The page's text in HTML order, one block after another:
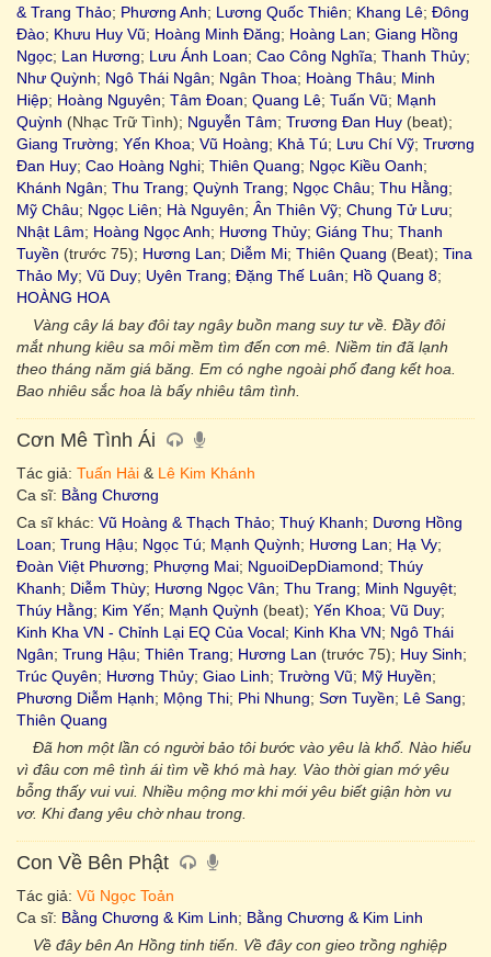
& Trang Thảo; Phương Anh; Lương Quốc Thiên; Khang Lê; Đông
Đào; Khưu Huy Vũ; Hoàng Minh Đăng; Hoàng Lan; Giang Hồng
Ngọc; Lan Hương; Lưu Ánh Loan; Cao Công Nghĩa; Thanh Thủy;
Như Quỳnh; Ngô Thái Ngân; Ngân Thoa; Hoàng Thâu; Minh
Hiệp; Hoàng Nguyên; Tâm Đoan; Quang Lê; Tuấn Vũ; Mạnh
Quỳnh (Nhạc Trữ Tình); Nguyễn Tâm; Trương Đan Huy (beat);
Giang Trường; Yến Khoa; Vũ Hoàng; Khả Tú; Lưu Chí Vỹ; Trương
Đan Huy; Cao Hoàng Nghi; Thiên Quang; Ngọc Kiều Oanh;
Khánh Ngân; Thu Trang; Quỳnh Trang; Ngọc Châu; Thu Hằng;
Mỹ Châu; Ngọc Liên; Hà Nguyên; Ân Thiên Vỹ; Chung Tử Lưu;
Nhật Lâm; Hoàng Ngọc Anh; Hương Thủy; Giáng Thu; Thanh
Tuyền (trước 75); Hương Lan; Diễm Mi; Thiên Quang (Beat); Tina
Thảo My; Vũ Duy; Uyên Trang; Đặng Thế Luân; Hồ Quang 8;
HOÀNG HOA
Vàng cây lá bay đôi tay ngây buồn mang suy tư về. Đầy đôi
mắt nhung kiêu sa môi mềm tìm đến cơn mê. Niềm tin đã lạnh
theo tháng năm giá băng. Em có nghe ngoài phố đang kết hoa.
Bao nhiêu sắc hoa là bấy nhiêu tâm tình.
Cơn Mê Tình Ái
Tác giả: Tuấn Hải & Lê Kim Khánh
Ca sĩ: Bằng Chương
Ca sĩ khác: Vũ Hoàng & Thạch Thảo; Thuý Khanh; Dương Hồng
Loan; Trung Hậu; Ngọc Tú; Mạnh Quỳnh; Hương Lan; Hạ Vy;
Đoàn Việt Phương; Phượng Mai; NguoiDepDiamond; Thúy
Khanh; Diễm Thùy; Hương Ngọc Vân; Thu Trang; Minh Nguyệt;
Thúy Hằng; Kim Yến; Mạnh Quỳnh (beat); Yến Khoa; Vũ Duy;
Kinh Kha VN - Chỉnh Lại EQ Của Vocal; Kinh Kha VN; Ngô Thái
Ngân; Trung Hậu; Thiên Trang; Hương Lan (trước 75); Huy Sinh;
Trúc Quyên; Hương Thủy; Giao Linh; Trường Vũ; Mỹ Huyền;
Phương Diễm Hạnh; Mộng Thi; Phi Nhung; Sơn Tuyền; Lê Sang;
Thiên Quang
Đã hơn một lần có người bảo tôi bước vào yêu là khổ. Nào hiểu
vì đâu cơn mê tình ái tìm về khó mà hay. Vào thời gian mớ yêu
bỗng thấy vui vui. Nhiều mộng mơ khi mới yêu biết giận hờn vu
vơ. Khi đang yêu chờ nhau trong.
Con Về Bên Phật
Tác giả: Vũ Ngọc Toản
Ca sĩ: Bằng Chương & Kim Linh; Bằng Chương & Kim Linh
Về đây bên An Hồng tinh tiến. Về đây con gieo trồng nghiệp